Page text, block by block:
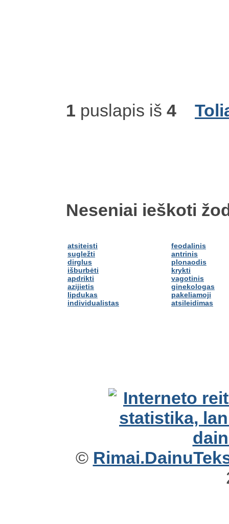
1 puslapis iš 4
Neseniai ieškoti
atsiteisti
sugležti
dirglus
išburbėti
apdrikti
azijietis
lipdukas
individualistas
feodalinis
antrinis
plonaodis
krykti
vagotinis
ginekologas
pakeliamoji
atsileidimas
©